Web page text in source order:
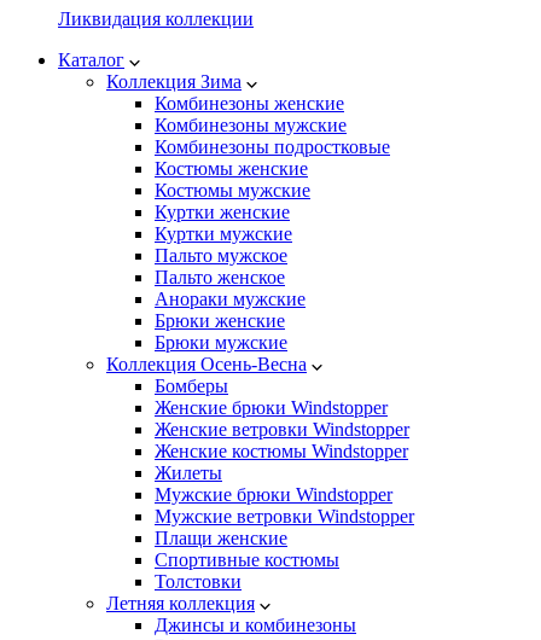
Ликвидация коллекции
Каталог
Коллекция Зима
Комбинезоны женские
Комбинезоны мужские
Комбинезоны подростковые
Костюмы женские
Костюмы мужские
Куртки женские
Куртки мужские
Пальто мужское
Пальто женское
Анораки мужские
Брюки женские
Брюки мужские
Коллекция Осень-Весна
Бомберы
Женские брюки Windstopper
Женские ветровки Windstopper
Женские костюмы Windstopper
Жилеты
Мужские брюки Windstopper
Мужские ветровки Windstopper
Плащи женские
Спортивные костюмы
Толстовки
Летняя коллекция
Джинсы и комбинезоны